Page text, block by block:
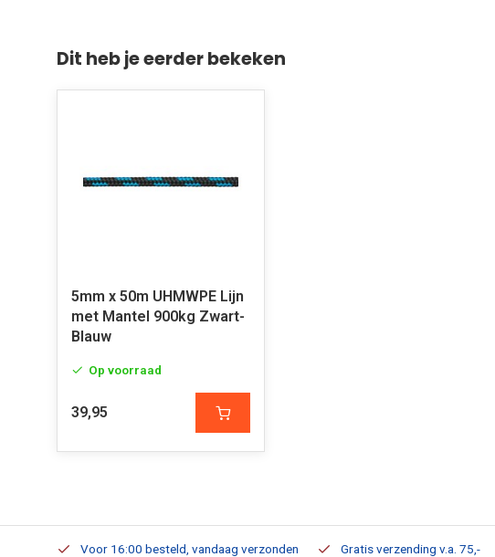
Dit heb je eerder bekeken
5mm x 50m UHMWPE Lijn
met Mantel 900kg Zwart-
Blauw
Op voorraad
39,95
Voor 16:00 besteld, vandaag verzonden Gratis verzending v.a. 75,-